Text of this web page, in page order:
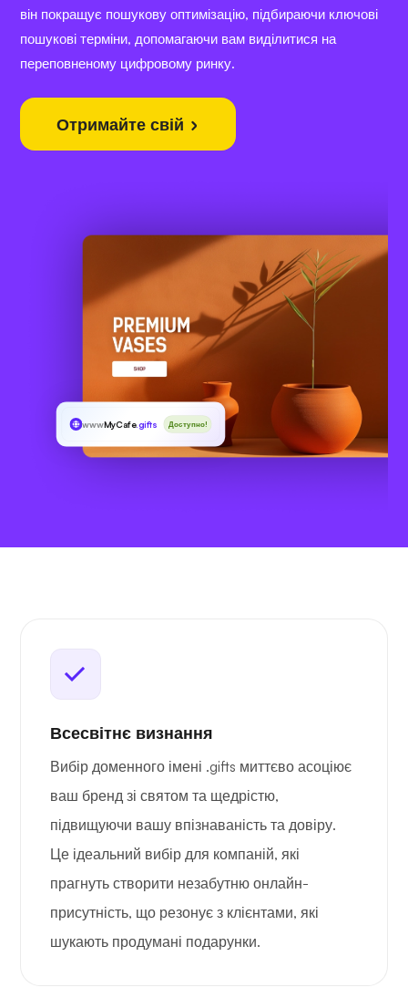
він покращує пошукову оптимізацію, підбираючи ключові
пошукові терміни, допомагаючи вам виділитися на
переповненому цифровому ринку.
Отримайте свій
wwwMyCafe.gifts Доступно!
Всесвітнє визнання
Вибір доменного імені .gifts миттєво асоціює
ваш бренд зі святом та щедрістю,
підвищуючи вашу впізнаваність та довіру.
Це ідеальний вибір для компаній, які
прагнуть створити незабутню онлайн-
присутність, що резонує з клієнтами, які
шукають продумані подарунки.